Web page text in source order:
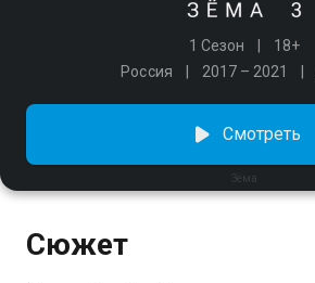
1 Сезон
18+
Россия
2017 – 2021
Зёма
Смотреть
Сюжет